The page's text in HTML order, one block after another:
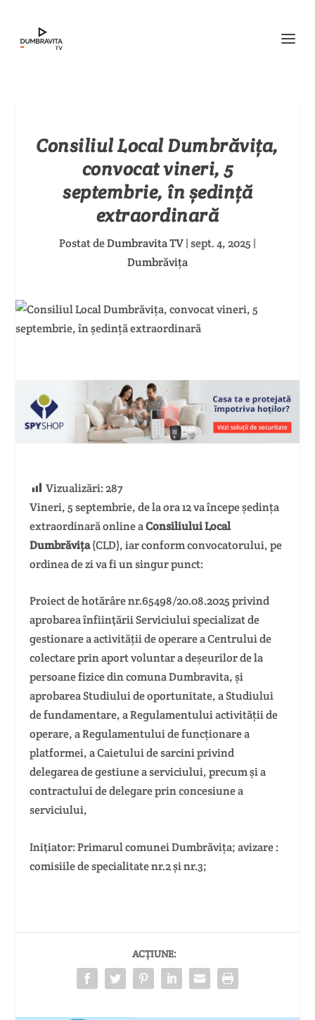
Consiliul Local Dumbrăvița,
convocat vineri, 5
septembrie, în ședință
extraordinară
Postat deDumbravita TV| sept. 4, 2025 |
Dumbrăvița
Vizualizări: 287
Vineri, 5 septembrie, de la ora 12 va începe ședința
extraordinară online aConsiliului Local
Dumbrăvița(CLD), iar conform convocatorului, pe
ordinea de zi va fi un singur punct:
Proiect de hotărâre nr.65498/20.08.2025 privind
aprobarea înfiinţării Serviciului specializat de
gestionare a activității de operare a Centrului de
colectare prin aport voluntar a deșeurilor de la
persoane fizice din comuna Dumbravita, și
aprobarea Studiului de oportunitate, a Studiului
de fundamentare, a Regulamentului activității de
operare, a Regulamentului de funcționare a
platformei, a Caietului de sarcini privind
delegarea de gestiune a serviciului, precum și a
contractului de delegare prin concesiune a
serviciului,
Iniţiator: Primarul comunei Dumbrăvița; avizare :
comisiile de specialitate nr.2 și nr.3;
ACȚIUNE: